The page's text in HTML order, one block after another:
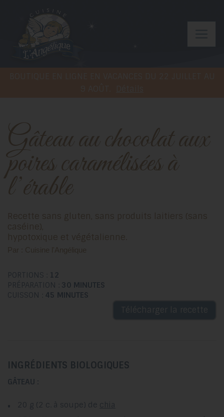
Gâteau au chocolat aux
poires caramélisées à
l’érable
Recette sans gluten, sans produits laitiers (sans
caséine),
hypotoxique et végétalienne.
Par : Cuisine l'Angélique
PORTIONS : 12
PRÉPARATION : 30 MINUTES
CUISSON : 45 MINUTES
INGRÉDIENTS BIOLOGIQUES
GÂTEAU :
20 g (2 c. à soupe) de chia